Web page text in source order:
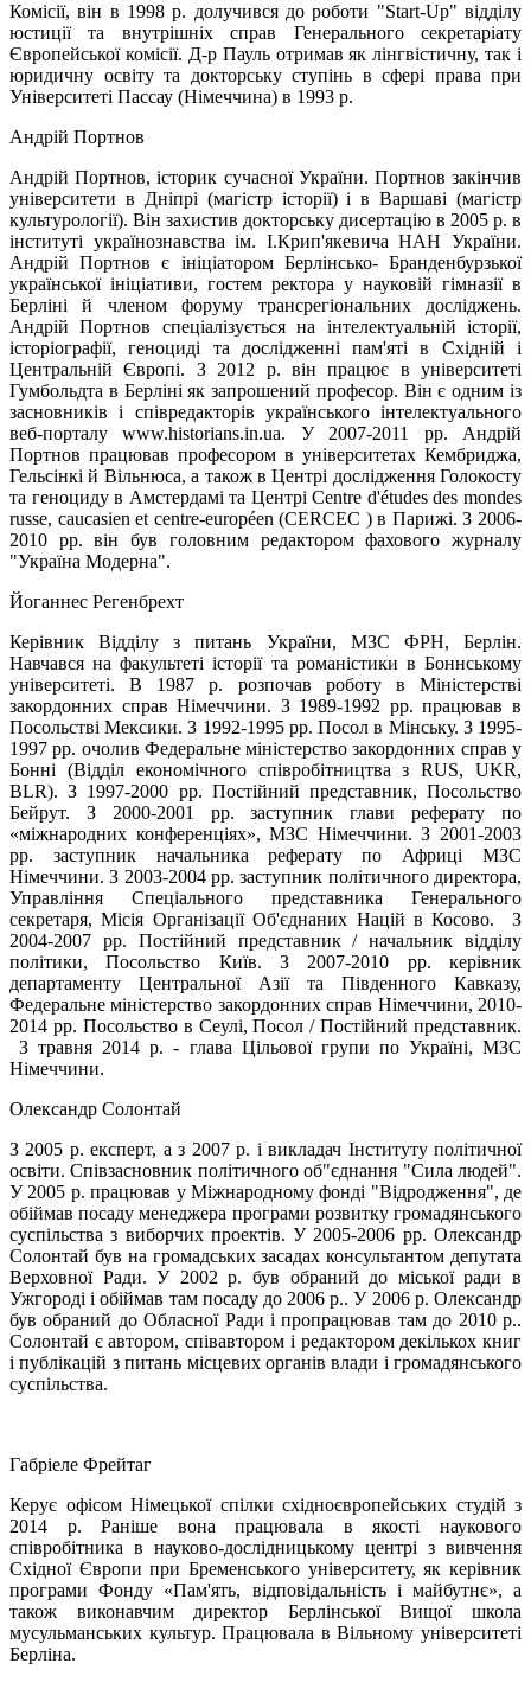
Комісії, він в 1998 р. долучився до роботи "Start-Up" відділу
юстиції та внутрішніх справ Генерального секретаріату
Європейської комісії. Д-р Пауль отримав як лінгвістичну, так і
юридичну освіту та докторську ступінь в сфері права при
Університеті Пассау (Німеччина) в 1993 р.
Андрій Портнов
Андрій Портнов, історик сучасної України. Портнов закінчив
університети в Дніпрі (магістр історії) і в Варшаві (магістр
культурології). Він захистив докторську дисертацію в 2005 р. в
iнституті українознавства ім. І.Крип'якевича НАН України.
Андрій Портнов є ініціатором Берлінсько- Бранденбурзької
yкраїнської ініціативи, гостем ректора у науковій гімназії в
Берліні й членом форуму трансрегіональних досліджень.
Андрій Портнов спеціалізується на інтелектуальній історії,
історіографії, геноциді та дослідженні пам'яті в Східній і
Центральній Європі. З 2012 р. він працює в університеті
Гумбольдта в Берліні як запрошений професор. Він є одним із
засновників і співредакторів українського інтелектуального
веб-порталу www.historians.in.ua. У 2007-2011 рр. Андрій
Портнов працював професором в університетах Кембриджа,
Гельсінкі й Вільнюса, а також в Центрі дослідження Голокосту
та геноциду в Амстердамі та Центрі Centre d'études des mondes
russe, caucasien et centre-européen (CERCEC ) в Парижі. З 2006-
2010 рр. він був головним редактором фахового журналу
"Україна Модерна".
Йоганнес Регенбрехт
Керівник Відділу з питань України, МЗС ФРН, Берлін.
Навчався на факультеті історії та романістики в Боннському
університеті. В 1987 р. розпочав роботу в Міністерстві
закордонних справ Німеччини. З 1989-1992 рр. працював в
Посольстві Мексики. З 1992-1995 рр. Посол в Мінську. З 1995-
1997 рр. очолив Федеральне міністерство закордонних справ у
Бонні (Відділ економічного співробітництва з RUS, UKR,
BLR). З 1997-2000 рр. Постійний представник, Посольство
Бейрут. З 2000-2001 рр. заступник глави реферату по
«міжнародних конференціях», МЗС Німеччини. З 2001-2003
pp. заступник начальника реферату по Африці­ МЗС
Німеччини. З 2003-2004 рр. заступник політичного директора,
Управління Спеціального представника Генерального
секретаря, Місія Організації Об'єднаних Націй в Косово. З
2004-2007 рр. Постійний представник / начальник відділу
політики, Посольство Київ. З 2007-2010 рр. керівник
департаменту Центральної Азії та Південного Кавказу,
Федеральне міністерство закордонних справ Німеччини, 2010-
2014 рр. Посольство в Сеулі, Посол / Постійний представник.
З травня 2014 р. - глава Цільової групи по Україні, МЗС
Німеччини.
Олександр Солонтай
З 2005 р. експерт, а з 2007 р. і викладач Інституту політичної
освіти. Співзасновник політичного об"єднання "Сила людей".
У 2005 р. працював у Міжнародному фонді "Відродження", де
обіймав посаду менеджера програми розвитку громадянського
суспільства з виборчих проектів. У 2005-2006 рр. Олександр
Солонтай був на громадських засадах консультантом депутата
Верховної Ради. У 2002 р. був обраний до міської ради в
Ужгороді і обіймав там посаду до 2006 р.. У 2006 р. Олександр
був обраний до Обласної Ради і пропрацював там до 2010 р..
Солонтай є автором, співавтором і редактором декількох книг
і публікацій з питань місцевих органів влади і громадянського
суспільства.
Габріеле Фрейтаг
Керує офісом Німецької спілки східноєвропейських студій з
2014 р. Раніше вона працювала в якості наукового
співробітника в науково-дослідницькому центрі з вивчення
Східної Європи при Бременського університету, як керівник
програми Фонду «Пам'ять, відповідальність і майбутнє», а
також виконавчим директор Берлінської Вищої школа
мусульманських культур. Працювала в Вільному університеті
Берліна.